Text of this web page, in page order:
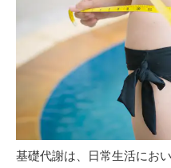
基礎代謝は、日常生活にお